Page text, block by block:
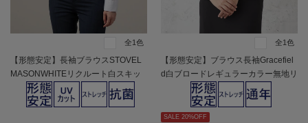
全1色
【形態安定】長袖ブラウスSTOVEL
MASONWHITEリクルート白スキッ
パー通年【レディース】
全1色
【形態安定】ブラウス長袖Gracefiel
d白ブロードレギュラーカラー無地リ
クルート通年【レディース】
SALE 20%OFF